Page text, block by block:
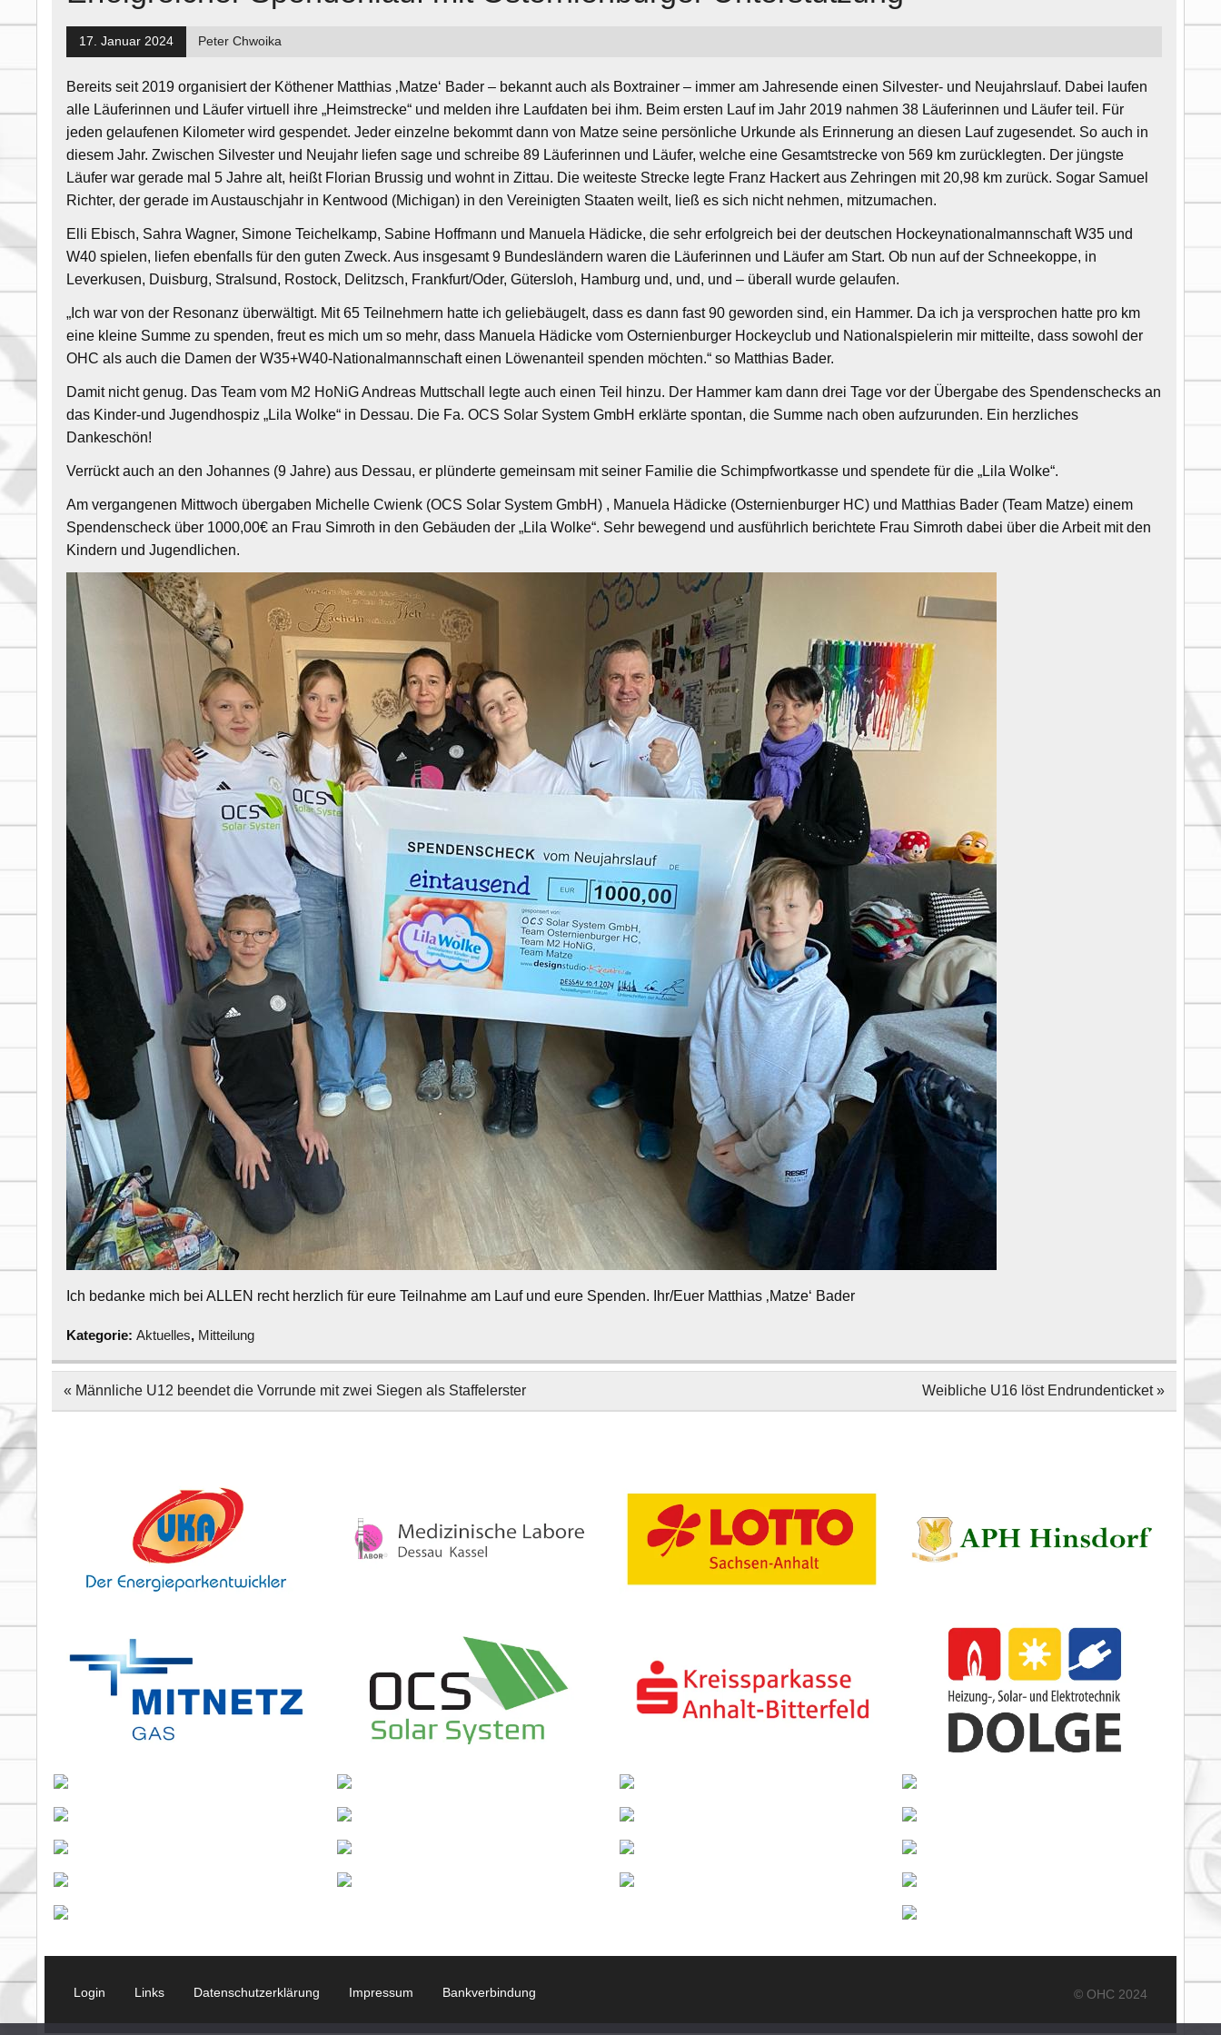
17. Januar 2024 Peter Chwoika
Bereits seit 2019 organisiert der Köthener Matthias ‚Matze‘ Bader – bekannt auch als Boxtrainer – immer am Jahresende einen Silvester- und Neujahrslauf. Dabei laufen
alle Läuferinnen und Läufer virtuell ihre „Heimstrecke“ und melden ihre Laufdaten bei ihm. Beim ersten Lauf im Jahr 2019 nahmen 38 Läuferinnen und Läufer teil. Für
jeden gelaufenen Kilometer wird gespendet. Jeder einzelne bekommt dann von Matze seine persönliche Urkunde als Erinnerung an diesen Lauf zugesendet. So auch in
diesem Jahr. Zwischen Silvester und Neujahr liefen sage und schreibe 89 Läuferinnen und Läufer, welche eine Gesamtstrecke von 569 km zurücklegten. Der jüngste
Läufer war gerade mal 5 Jahre alt, heißt Florian Brussig und wohnt in Zittau. Die weiteste Strecke legte Franz Hackert aus Zehringen mit 20,98 km zurück. Sogar Samuel
Richter, der gerade im Austauschjahr in Kentwood (Michigan) in den Vereinigten Staaten weilt, ließ es sich nicht nehmen, mitzumachen.
Elli Ebisch, Sahra Wagner, Simone Teichelkamp, Sabine Hoffmann und Manuela Hädicke, die sehr erfolgreich bei der deutschen Hockeynationalmannschaft W35 und
W40 spielen, liefen ebenfalls für den guten Zweck. Aus insgesamt 9 Bundesländern waren die Läuferinnen und Läufer am Start. Ob nun auf der Schneekoppe, in
Leverkusen, Duisburg, Stralsund, Rostock, Delitzsch, Frankfurt/Oder, Gütersloh, Hamburg und, und, und – überall wurde gelaufen.
„Ich war von der Resonanz überwältigt. Mit 65 Teilnehmern hatte ich geliebäugelt, dass es dann fast 90 geworden sind, ein Hammer. Da ich ja versprochen hatte pro km
eine kleine Summe zu spenden, freut es mich um so mehr, dass Manuela Hädicke vom Osternienburger Hockeyclub und Nationalspielerin mir mitteilte, dass sowohl der
OHC als auch die Damen der W35+W40-Nationalmannschaft einen Löwenanteil spenden möchten.“ so Matthias Bader.
Damit nicht genug. Das Team vom M2 HoNiG Andreas Muttschall legte auch einen Teil hinzu. Der Hammer kam dann drei Tage vor der Übergabe des Spendenschecks an
das Kinder-und Jugendhospiz „Lila Wolke“ in Dessau. Die Fa. OCS Solar System GmbH erklärte spontan, die Summe nach oben aufzurunden. Ein herzliches
Dankeschön!
Verrückt auch an den Johannes (9 Jahre) aus Dessau, er plünderte gemeinsam mit seiner Familie die Schimpfwortkasse und spendete für die „Lila Wolke“.
Am vergangenen Mittwoch übergaben Michelle Cwienk (OCS Solar System GmbH) , Manuela Hädicke (Osternienburger HC) und Matthias Bader (Team Matze) einem
Spendenscheck über 1000,00€ an Frau Simroth in den Gebäuden der „Lila Wolke“. Sehr bewegend und ausführlich berichtete Frau Simroth dabei über die Arbeit mit den
Kindern und Jugendlichen.
Ich bedanke mich bei ALLEN recht herzlich für eure Teilnahme am Lauf und eure Spenden. Ihr/Euer Matthias ‚Matze‘ Bader
Kategorie:Aktuelles, Mitteilung
Beitragsnavigation
« Männliche U12 beendet die Vorrunde mit zwei Siegen als Staffelerster Weibliche U16 löst Endrundenticket »
Login Links Datenschutzerklärung Impressum Bankverbindung © OHC 2024